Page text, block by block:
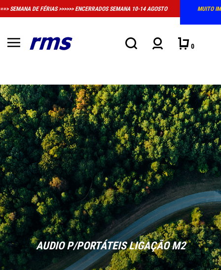
MUITO IMPORTANTE: A LOJA FÍSICA EM MASSAMÁ DEIXOU DE TER HORÁRIO
CONVENCIONAL DE ATENDIMENTO
0
AUDIO P/PORTÁTEIS LIGAÇÃO M2